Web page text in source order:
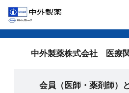
中外製薬株式会社 医療
会員（医師・薬剤師）